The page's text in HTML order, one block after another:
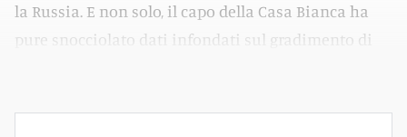
la Russia. E non solo, il capo della Casa Bianca ha
pure snocciolato dati infondati sul gradimento di